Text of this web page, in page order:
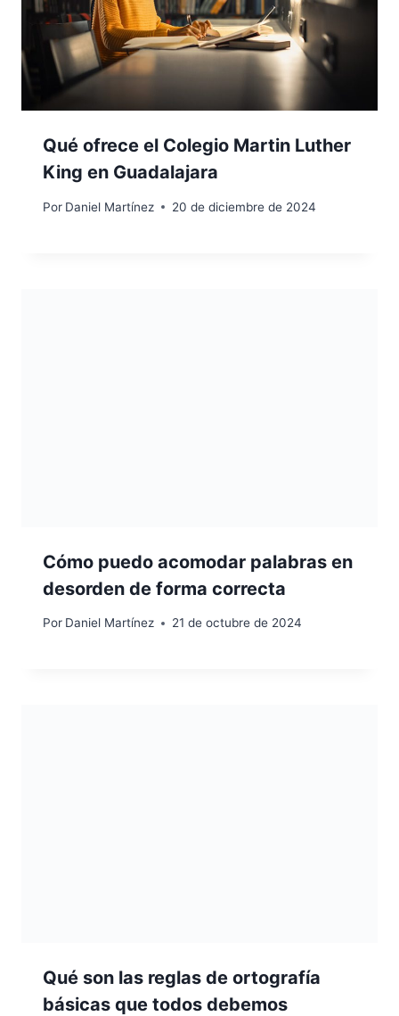
Qué ofrece el Colegio Martin Luther
King en Guadalajara
Por Daniel Martínez 20 de diciembre de 2024
Cómo puedo acomodar palabras en
desorden de forma correcta
Por Daniel Martínez 21 de octubre de 2024
Qué son las reglas de ortografía
básicas que todos debemos